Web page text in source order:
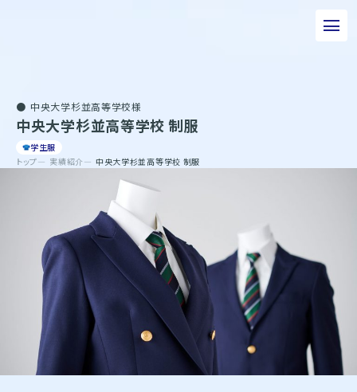
事業について
エピソード
サステナビリティ
企業情報
採用情報
お問い合わせ
株式会社オンワードホールディングス
株式会社オンワード樫山
トップ 実績紹介 中央大学杉並高等学校 制服
中央大学杉並高等学校様
中央大学杉並高等学校 制服
学生服